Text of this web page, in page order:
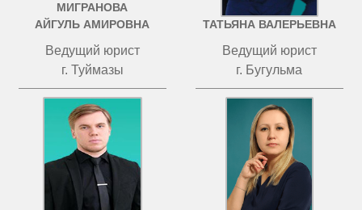
МИГРАНОВА
АЙГУЛЬ АМИРОВНА
Ведущий юрист
г. Туймазы
ЧИСТОВА
ТАТЬЯНА ВАЛЕРЬЕВНА
Ведущий юрист
г. Бугульма